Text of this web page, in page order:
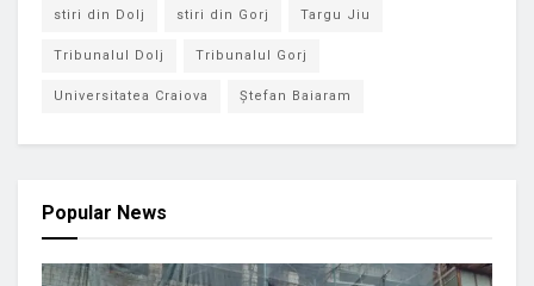
stiri din Dolj stiri din Gorj Targu Jiu
Tribunalul Dolj Tribunalul Gorj
Universitatea Craiova Ștefan Baiaram
Popular News